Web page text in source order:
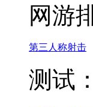
网游
第三人称射击
测试